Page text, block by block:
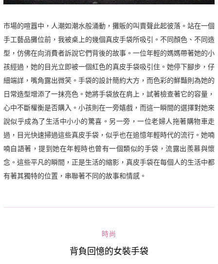
市場的喧囂中，人潮如潮水般涌動，攤販的叫賣聲此起彼落。站在一個
手工藝品攤位前，我被桌上的幾個真皮手袋所吸引。不同顏色、不同造
型，仿佛在向消費者訴說它們背後的故事。一位年輕的媽媽帶著她的小
孩經過，她的目光立即被一個紅色的真皮手袋吸引住。她停下腳步，仔
細端詳，嘴角露出微笑。手袋的設計簡約大方，而色彩的鮮豔則為她的
日常造型增添了一抹亮色。她將手袋放在肩上，試著檢查著它的容量，
心中不斷權衡是否購入。小孩則在一旁嬉戲，而這一瞬間的選擇對她來
說似乎成為了生活中小小的驚喜。另一旁，一位老婦人拖著購物車走
過，目光快速掃過這些真皮手袋，似乎也在追憶年輕時代的流行。她喃
喃自語著，提到她在年輕時也曾有一個類似的手袋，流露出羨慕與懷
念。這些平凡的瞬間，正是生活的縮影，真皮手袋在每個人的生活中都
有著其獨特的位置，串聯著不同的故事和情感。
時尚
背負回憶的女裝手袋